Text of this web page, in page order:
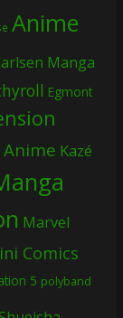
Anime
Manga
Egmont
Anime Kazé
Marvel
Comics
5 polyband